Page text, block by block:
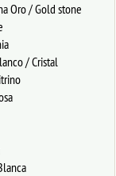
Oro / Gold stone
/ Cristal